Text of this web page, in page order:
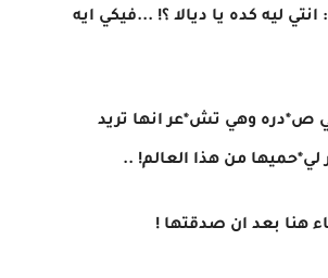
ليه كده يا ديالا ؟! ...فيكي ايه
ص*دره وهي تش*عر انها تريد
من هذا العالم! ..
هنا بعد ان صدقتها !